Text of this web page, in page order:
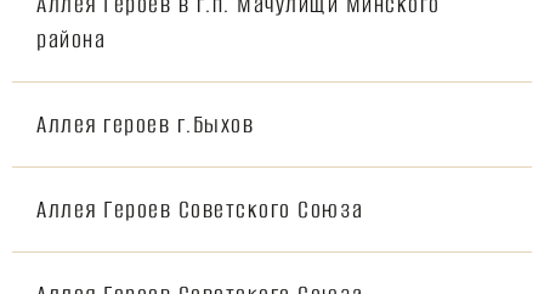
района
Аллея героев г.Быхов
Аллея Героев Советского Союза